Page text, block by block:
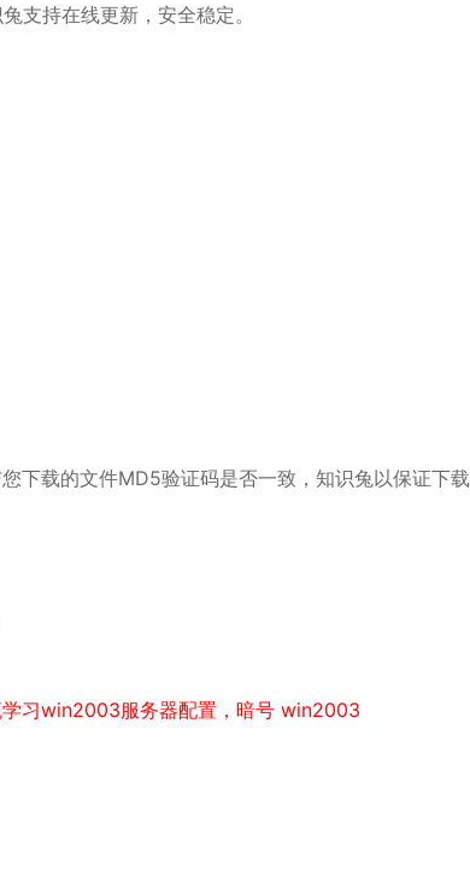
支持在线更新，安全稳定。
下载的文件MD5验证码是否一致，知识兔以保证下载
习win2003服务器配置，暗号 win2003